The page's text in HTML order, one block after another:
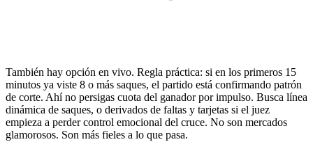
También hay opción en vivo. Regla práctica: si en los primeros 15
minutos ya viste 8 o más saques, el partido está confirmando patrón
de corte. Ahí no persigas cuota del ganador por impulso. Busca línea
dinámica de saques, o derivados de faltas y tarjetas si el juez
empieza a perder control emocional del cruce. No son mercados
glamorosos. Son más fieles a lo que pasa.